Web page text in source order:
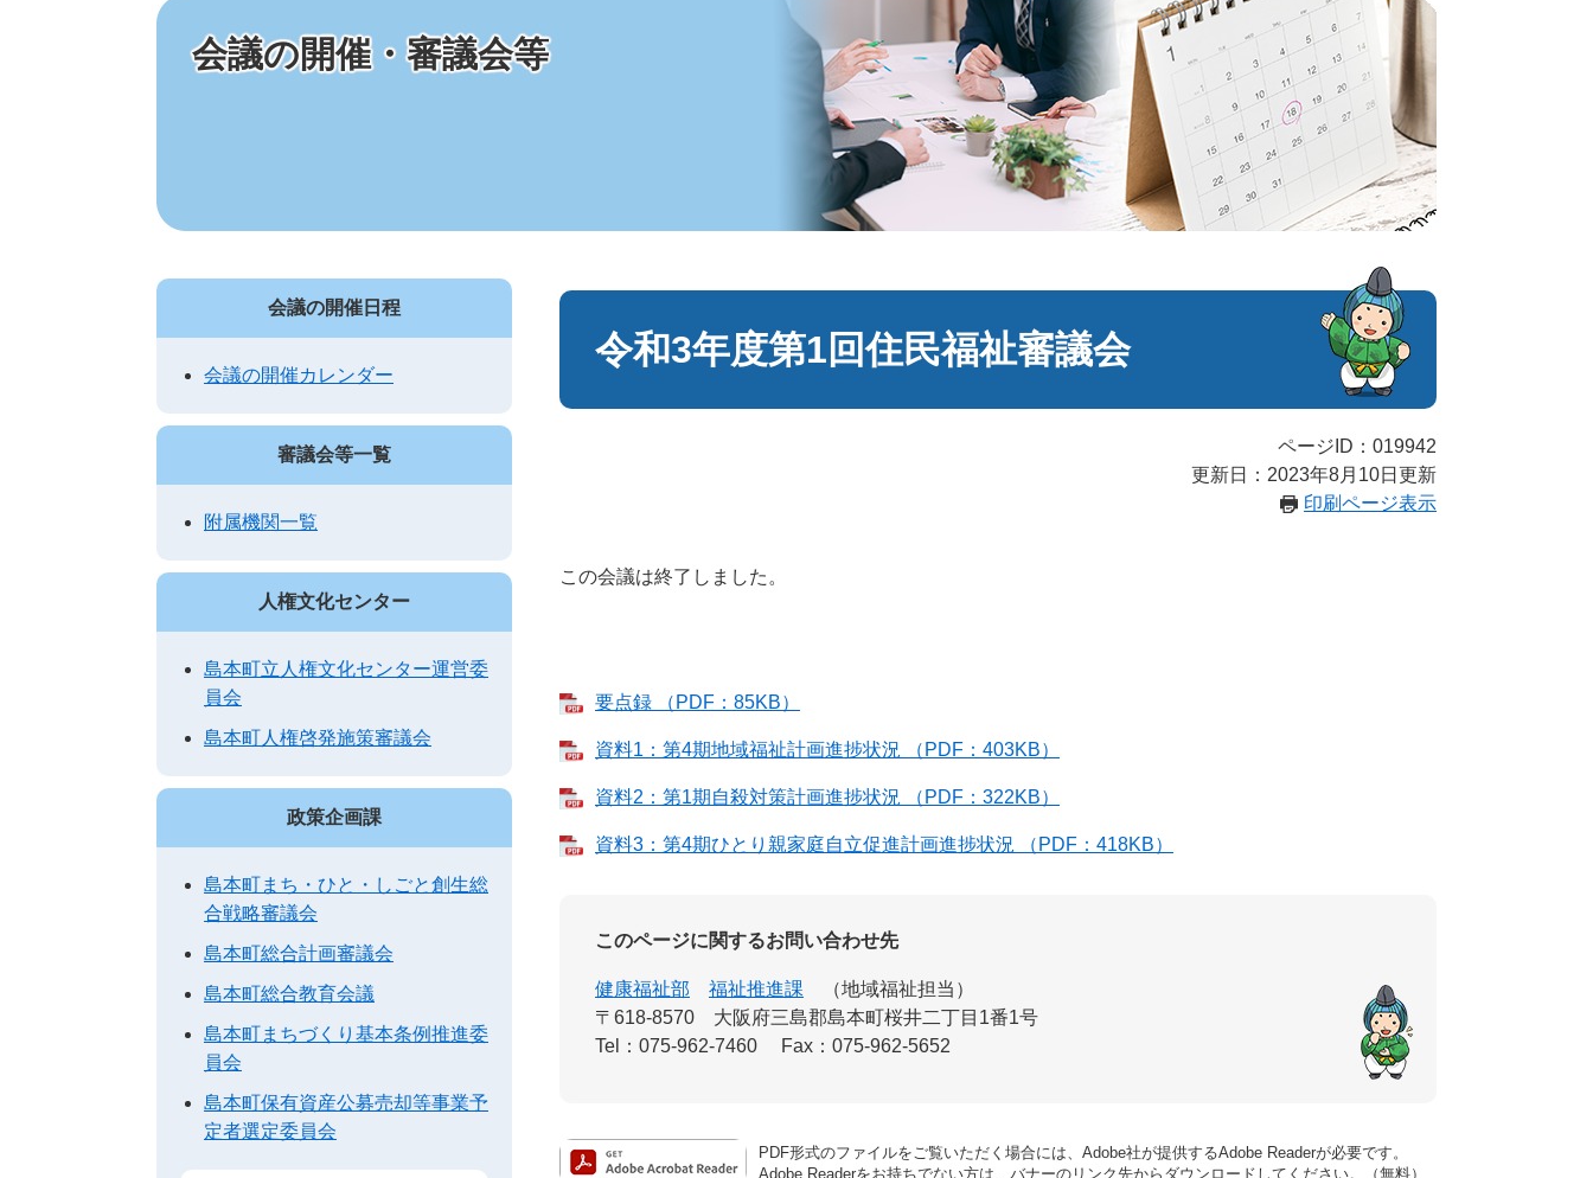
会議の開催・審議会等
令和3年度第1回住民福祉審議会
ページID：019942
更新日：2023年8月10日更新
印刷ページ表示
この会議は終了しました。
要点録 （PDF：85KB）
資料1：第4期地域福祉計画進捗状況 （PDF：403KB）
資料2：第1期自殺対策計画進捗状況 （PDF：322KB）
資料3：第4期ひとり親家庭自立促進計画進捗状況 （PDF：418KB）
このページに関するお問い合わせ先
健康福祉部 福祉推進課
地域福祉担当
〒618-8570
大阪府三島郡島本町桜井二丁目1番1号
Tel：075-962-7460
Fax：075-962-5652
PDF形式のファイルをご覧いただく場合には、Adobe社が提供するAdobe Readerが必要です。
Adobe Readerをお持ちでない方は、バナーのリンク先からダウンロードしてください。（無料）
会議の開催日程
会議の開催カレンダー
審議会等一覧
附属機関一覧
人権文化センター
島本町立人権文化センター運営委
員会
島本町人権啓発施策審議会
政策企画課
島本町まち・ひと・しごと創生総
合戦略審議会
島本町総合計画審議会
島本町総合教育会議
島本町まちづくり基本条例推進委
員会
島本町保有資産公募売却等事業予
定者選定委員会